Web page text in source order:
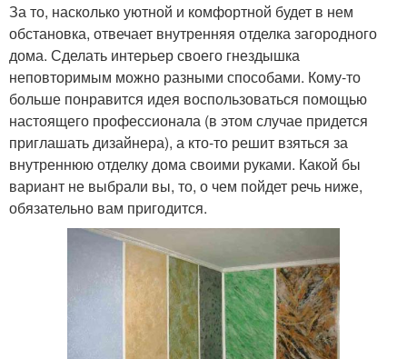
За то, насколько уютной и комфортной будет в нем
обстановка, отвечает внутренняя отделка загородного
дома. Сделать интерьер своего гнездышка
неповторимым можно разными способами. Кому-то
больше понравится идея воспользоваться помощью
настоящего профессионала (в этом случае придется
приглашать дизайнера), а кто-то решит взяться за
внутреннюю отделку дома своими руками. Какой бы
вариант не выбрали вы, то, о чем пойдет речь ниже,
обязательно вам пригодится.